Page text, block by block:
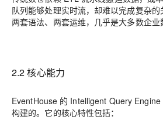
队列能够处理实时流，却难以完成复杂的
两套语法、两套运维，几乎是大多数企业
2.2 核心能力
EventHouse 的 Intelligent Query
构建的。它的核心特性包括：